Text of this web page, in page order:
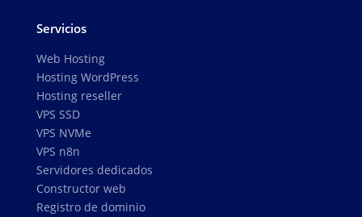
Servicios
Web Hosting
Hosting WordPress
Hosting reseller
VPS SSD
VPS NVMe
VPS n8n
Servidores dedicados
Constructor web
Registro de dominio